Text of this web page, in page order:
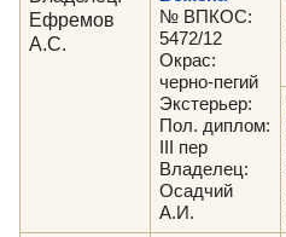
Ефремов
А.С.
№ ВПКОС:
5472/12
Окрас:
черно-пегий
Экстерьер:
Пол. диплом:
III пер
Владелец:
Осадчий
А.И.